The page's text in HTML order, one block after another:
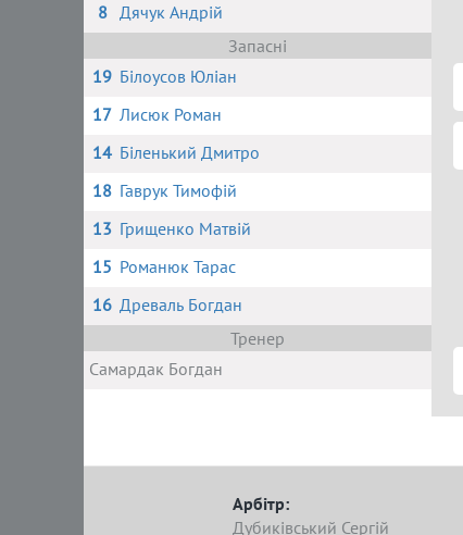
8 Дячук Андрій
Запасні
19 Білоусов Юліан
17 Лисюк Роман
14 Біленький Дмитро
18 Гаврук Тимофій
13 Грищенко Матвій
15 Романюк Тарас
16 Древаль Богдан
Тренер
Самардак Богдан
Арбітр:
Дубиківський Сергій